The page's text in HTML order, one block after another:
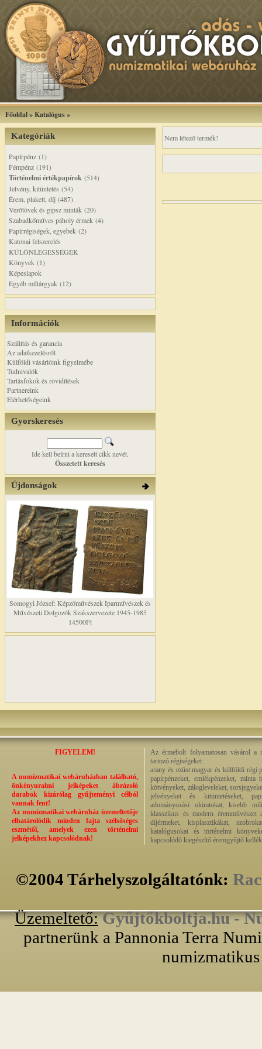
Főoldal»Katalógus»
Kategóriák
Papírpénz (1)
Fémpénz (191)
Történelmi értékpapírok (514)
Jelvény, kitüntetés (54)
Érem, plakett, díj (487)
Verőtövek és gipsz minták (20)
Szabadkőműves páholy érmek (4)
Papírrégiségek, egyebek (2)
Katonai felszerelés
KÜLÖNLEGESSÉGEK
Könyvek (1)
Képeslapok
Egyéb műtárgyak (12)
Információk
Szállítás és garancia
Az adatkezelésről
Külföldi vásárlóink figyelmébe
Tudnivalók
Tartásfokok és rövidítések
Partnereink
Elérhetőségeink
Gyorskeresés
Ide kell beírni a keresett cikk nevét.
Összetett keresés
Újdonságok
Somogyi József: Képzőművészek Iparművészek és
Művészeti Dolgozók Szakszervezete 1945-1985
14500Ft
Nem létező termék!
FIGYELEM!
A numizmatikai webáruházban található,
önkényuralmi jelképeket ábrázoló
darabok kizárólag gyűjteményi célból
vannak fent!
Az numizmatikai webáruház üzemeltetője
elhatárolódik minden fajta szélsőséges
eszmétől, amelyek ezen történelmi
jelképekhez kapcsolódnak!
Az érmebolt folyamatosan vásárol a
tartozó régiségeket:
arany és ezüst magyar és külföldi régi
papírpénzeket, emlékpénzeket, minta
kötvényeket, zálogleveleket,
jelvényeket és kitüntetéseket,
adományozási okiratokat, kisebb
klasszikus és modern éremművészet
díjérmeket, kisplasztikákat,
katalógusokat és történelmi
kapcsolódó kiegészítő éremgyűjtő
©2004 Tárhelyszolgáltatónk:
Üzemeltető: Gyűjtőkboltja.hu -
partnerünk a Pannonia Terra
numizmatikus